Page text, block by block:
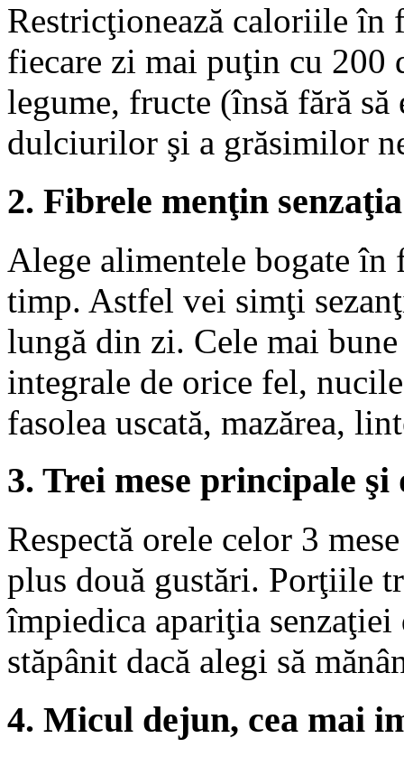
Restricţionează caloriile în
fiecare zi mai puţin cu 200
legume, fructe (însă fără
dulciurilor şi a grăsimilor
2. Fibrele menţin
Alege alimentele bogate
timp. Astfel vei simţi
lungă din zi. Cele mai
integrale de orice fel,
fasolea uscată, mazărea,
3. Trei mese principale
Respectă orele celor 3
plus două gustări. Porţiile
împiedica apariţia senzaţiei
stăpânit dacă alegi să
4. Micul dejun, cea mai